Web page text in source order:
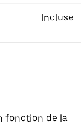
Incluse
fonction de la